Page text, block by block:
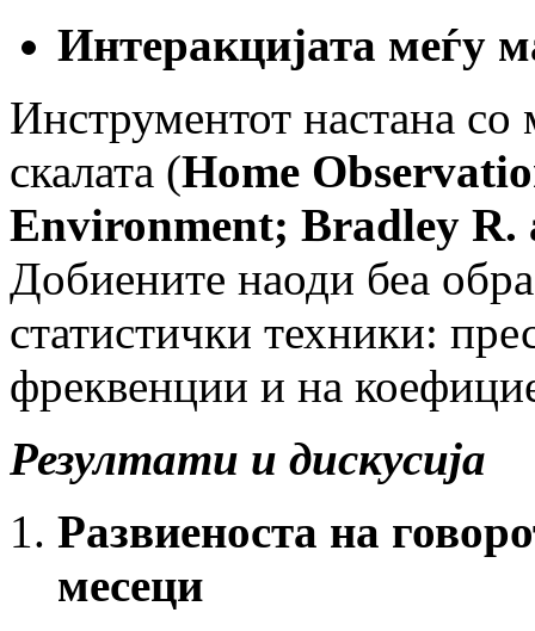
Интеракцијата меѓу
Инструментот настана
скалата (Home
Environment; Bradley R.
Добиените наоди беа
статистички техники:
фреквенции и на
Резултати и дискусија
Развиеноста на
месеци